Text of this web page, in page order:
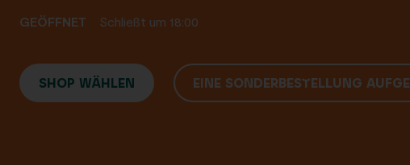
GEÖFFNET Schließt um 18:00
SHOP WÄHLEN EINE SONDERBESTELLUNG